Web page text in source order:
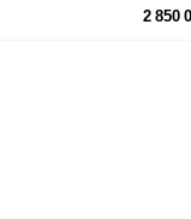
2 850